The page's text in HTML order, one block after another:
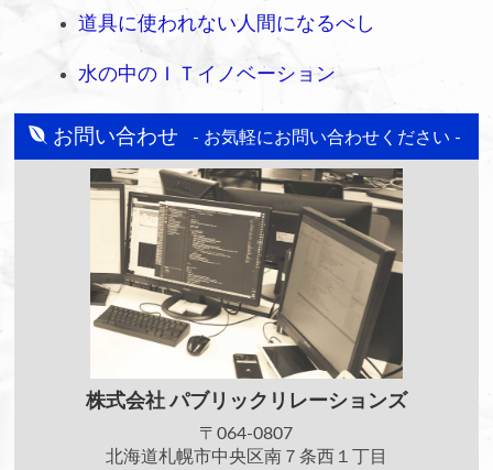
道具に使われない人間になるべし
水の中のＩＴイノベーション
お問い合わせ - お気軽にお問い合わせください -
株式会社パブリックリレーションズ
〒064-0807
北海道札幌市中央区南７条西１丁目